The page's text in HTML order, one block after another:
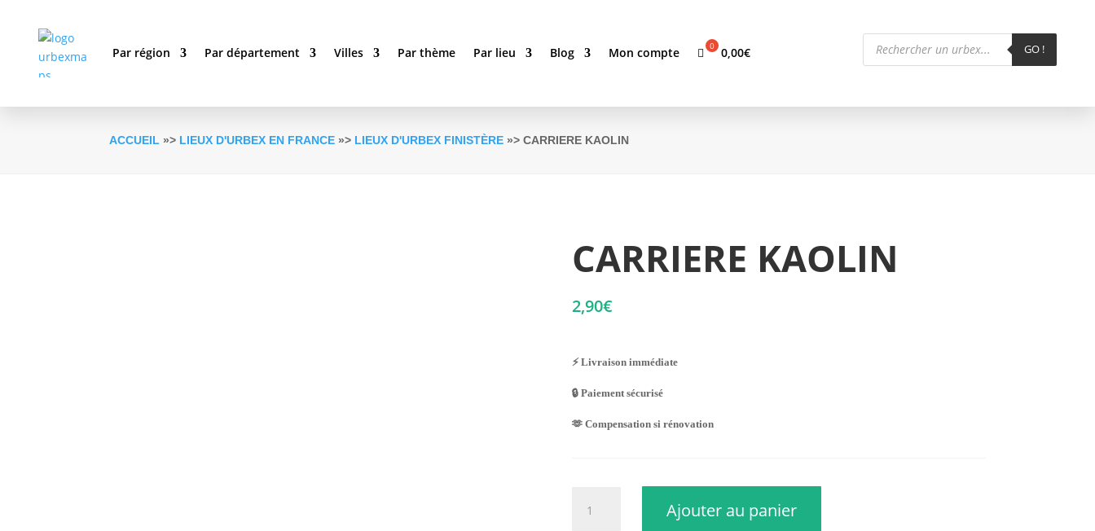
Par région Par département Villes Par thème Par lieu Blog Mon compte 0,00€
Recherche
de
produits
GO !
ACCUEIL »> LIEUX D'URBEX EN FRANCE »> LIEUX D'URBEX FINISTÈRE »> CARRIERE KAOLIN
CARRIERE KAOLIN
2,90€
⚡ Livraison immédiate
🔒 Paiement sécurisé
🫶 Compensation si rénovation
Ajouter au panier